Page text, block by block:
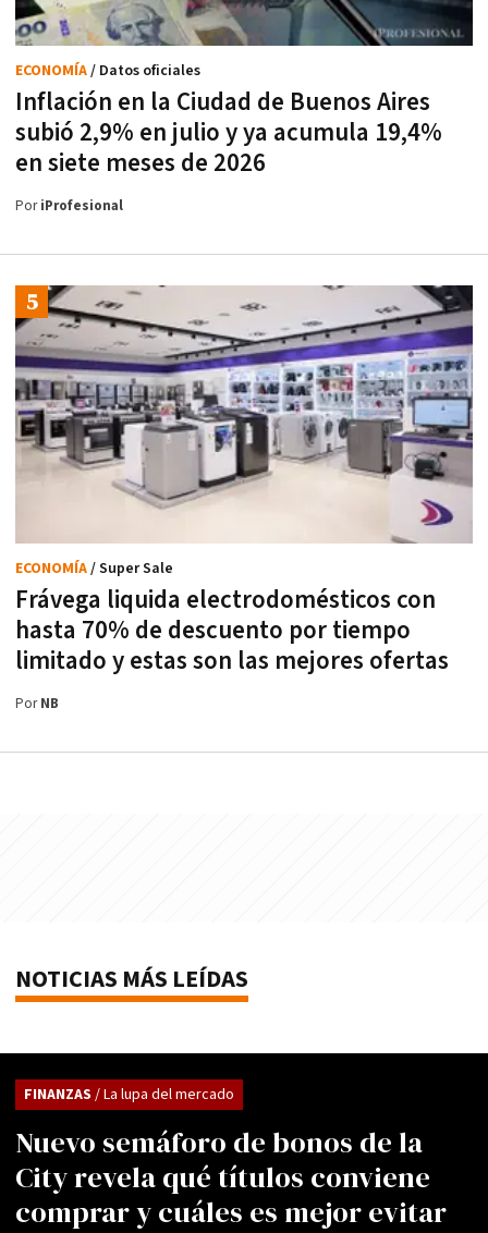
Inflación en la Ciudad de Buenos Aires
subió 2,9% en julio y ya acumula 19,4%
en siete meses de 2026
ECONOMÍA/ Datos oficiales
PoriProfesional
Frávega liquida electrodomésticos con
hasta 70% de descuento por tiempo
limitado y estas son las mejores ofertas
ECONOMÍA/ Super Sale
PorNB
NOTICIAS MÁS LEÍDAS
Nuevo semáforo de bonos de la
City revela qué títulos conviene
comprar y cuáles es mejor evitar
FINANZAS / La lupa del mercado